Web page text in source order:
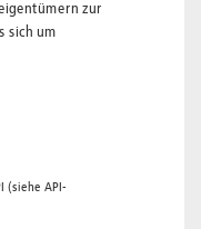
zur
sich um
(siehe API-